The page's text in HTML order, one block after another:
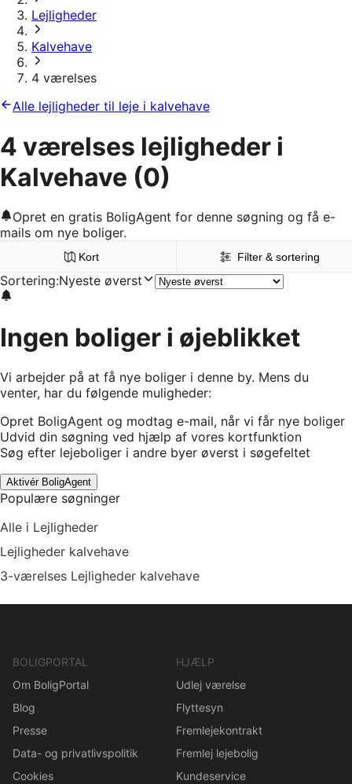
Lejligheder
Kalvehave
4 værelses
Alle lejligheder til leje i kalvehave
4 værelses lejligheder i
Kalvehave (0)
Opret en gratis BoligAgent for denne søgning og få e-
mails om nye boliger.
Kort Filter & sortering
Sortering:Nyeste øverst
Ingen boliger i øjeblikket
Vi arbejder på at få nye boliger i denne by. Mens du
venter, har du følgende muligheder:
Opret BoligAgent og modtag e-mail, når vi får nye boliger
Udvid din søgning ved hjælp af vores kortfunktion
Søg efter lejeboliger i andre byer øverst i søgefeltet
Aktivér BoligAgent
Populære søgninger
Alle i Lejligheder
Lejligheder kalvehave
3-værelses Lejligheder kalvehave
BOLIGPORTAL
Om BoligPortal
Blog
Presse
Data- og privatlivspolitik
Cookies
HJÆLP
Udlej værelse
Flyttesyn
Fremlejekontrakt
Fremlej lejebolig
Kundeservice